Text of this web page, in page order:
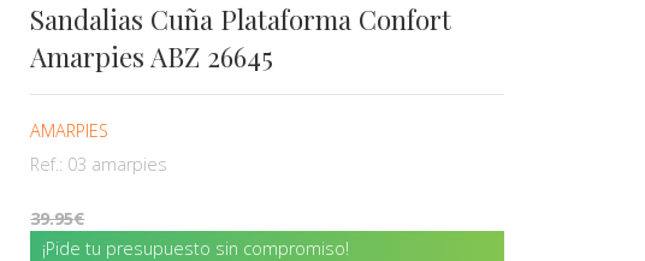
Sandalias Cuña Plataforma Confort
Amarpies ABZ 26645
AMARPIES
Ref.: 03 amarpies
39.95
¡Pide tu presupuesto sin compromiso!